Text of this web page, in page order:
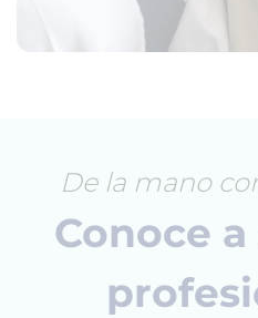
De la mano
Conoce